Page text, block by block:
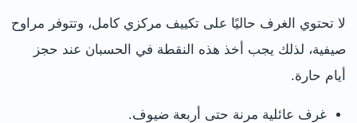
لا تحتوي الغرف حاليًا على تكييف مركزي كامل، وتتوفر مراوح
صيفية، لذلك يجب أخذ هذه النقطة في الحسبان عند حجز
أيام حارة.
غرف عائلية مرنة حتى أربعة ضيوف.